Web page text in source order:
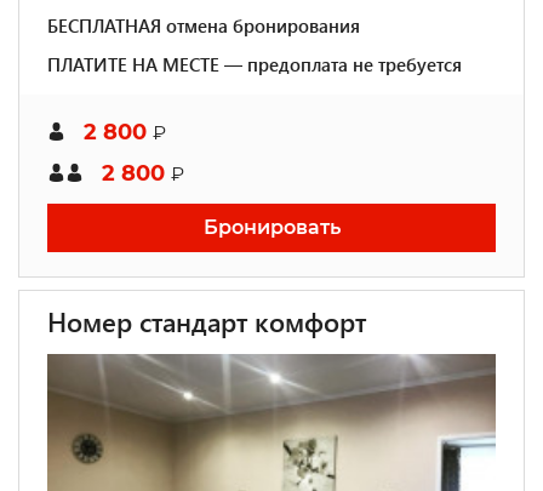
БЕСПЛАТНАЯ отмена бронирования
ПЛАТИТЕ НА МЕСТЕ — предоплата не требуется
2 800 ₽
2 800 ₽
Бронировать
Номер стандарт комфорт